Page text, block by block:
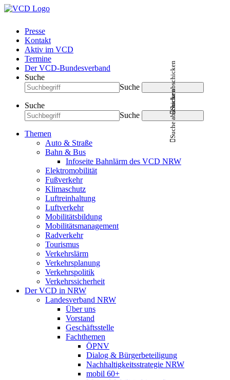
Presse
Kontakt
Aktiv im VCD
Termine
Der VCD-Bundesverband
Suche
Suche
Suche abschicken
Suche
Suche
Suche abschicken
Themen
Auto & Straße
Bahn & Bus
Infoseite Bahnlärm des VCD NRW
Elektromobilität
Fußverkehr
Klimaschutz
Luftreinhaltung
Luftverkehr
Mobilitätsbildung
Mobilitätsmanagement
Radverkehr
Tourismus
Verkehrslärm
Verkehrsplanung
Verkehrspolitik
Verkehrssicherheit
Der VCD in NRW
Landesverband NRW
Über uns
Vorstand
Geschäftsstelle
Fachthemen
ÖPNV
Dialog & Bürgerbeteiligung
Nachhaltigkeitsstrategie NRW
mobil 60+